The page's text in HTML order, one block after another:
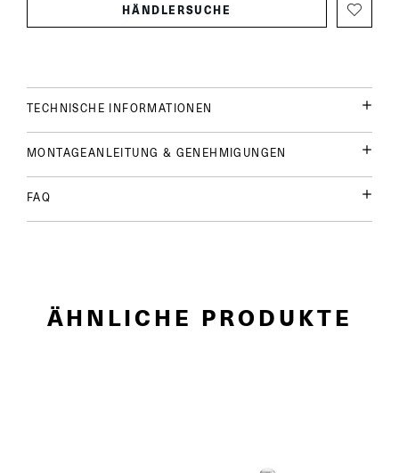
HÄNDLERSUCHE
TECHNISCHE INFORMATIONEN
MONTAGEANLEITUNG & GENEHMIGUNGEN
FAQ
ÄHNLICHE PRODUKTE